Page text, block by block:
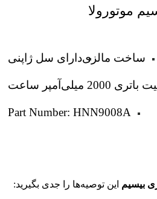
موتورولا
دارای سل ژاپنیساخت مالزی
2000 میلی‌آمپر ساعت
Part Number: HNN9008A
بیسیم این توصیه‌ها را جدی بگیرید: